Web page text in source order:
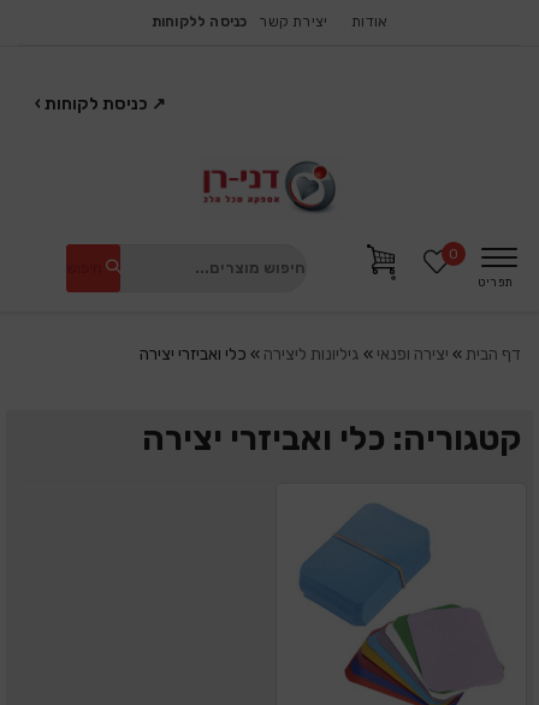
אודות יצירת קשר כניסה ללקוחות
↗ כניסת לקוחות ›
תפריט
0
דף הבית» יצירה ופנאי » גיליונות ליצירה » כלי ואביזרי יצירה
קטגוריה: כלי ואביזרי יצירה